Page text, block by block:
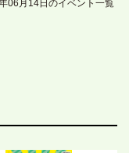
06月14日のイベント一覧